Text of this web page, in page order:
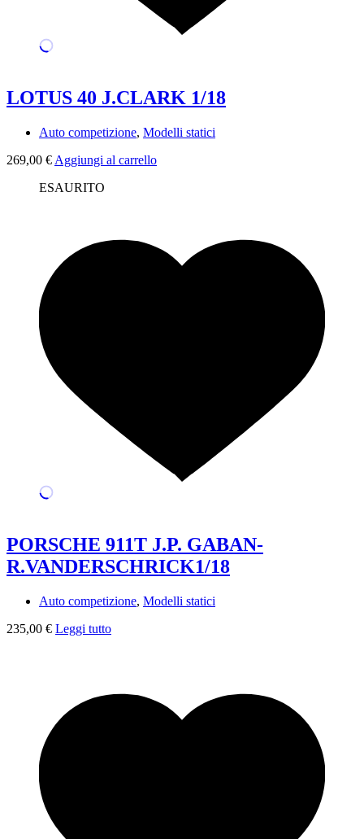
LOTUS 40 J.CLARK 1/18
Auto competizione, Modelli statici
269,00 € Aggiungi al carrello
ESAURITO
PORSCHE 911T J.P. GABAN-
R.VANDERSCHRICK1/18
Auto competizione, Modelli statici
235,00 € Leggi tutto